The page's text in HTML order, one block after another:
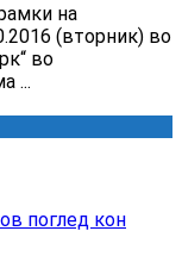
на
(вторник) во
во
...
поглед кон